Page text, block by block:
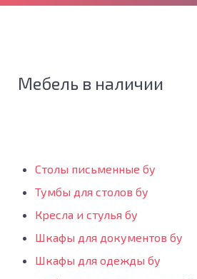
Мебель в наличии
Столы письменные бу
Тумбы для столов бу
Кресла и стулья бу
Шкафы для документов бу
Шкафы для одежды бу